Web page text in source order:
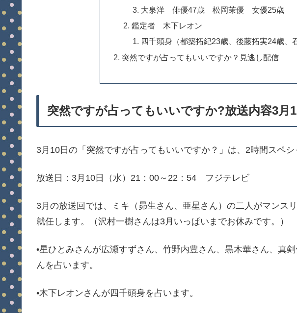
大泉洋 俳優47歳 松岡茉優 女優25歳
鑑定者 木下レオン
四千頭身（都築拓紀23歳、後藤拓実24歳、
突然ですが占ってもいいですか？見逃し配信
突然ですが占ってもいいですか?放送内容3月
3月10日の「突然ですが占ってもいいですか？」は、2時間スペシ
放送日：3月10日（水）21：00～22：54 フジテレビ
3月の放送回では、ミキ（昴生さん、亜星さん）の二人がマンス
就任します。（沢村一樹さんは3月いっぱいまでお休みです。）
•星ひとみさんが広瀬すずさん、竹野内豊さん、黒木華さん、真
んを占います。
•木下レオンさんが四千頭身を占います。